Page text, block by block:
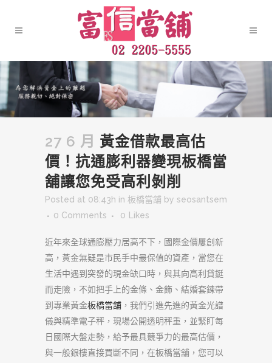
27 6 月 黃金借款最高估
價！抗通膨利器變現板橋當
舖讓您免受高利剝削
Posted at 08:43h in 板橋當舖 by seosantsem
0 Comments
0 Likes
近年來全球通膨壓力居高不下，國際金價屢創新
高，黃金無疑是市民手中最保值的資產，當您在
生活中遇到突發的現金缺口時，與其向高利貸鋌
而走險，不如把手上的金條、金飾、結婚套鍊帶
到專業黃金板橋當舖 ，我們引進先進的黃金光譜
儀與精準電子秤，現場公開透明秤重，並緊盯每
日國際大盤走勢，給予最具競爭力的最高估價，
與一般銀樓直接買斷不同，在板橋當舖，您可以